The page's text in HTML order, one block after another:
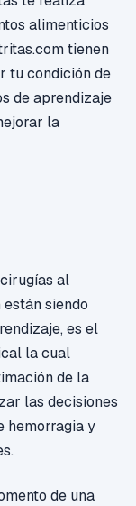
alimenticios
tienen
tu condición de
de aprendizaje
la
al
siendo
es el
la cual
de la
las decisiones
hemorragia y
de una